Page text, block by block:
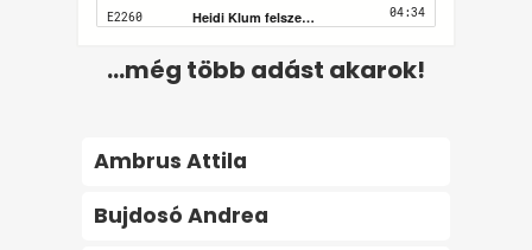
...még több adást akarok!
Ambrus Attila
Bujdosó Andrea